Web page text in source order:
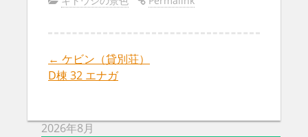
Post
navigation
← ケビン（貸別荘）
D棟 32 エナガ
2026年8月